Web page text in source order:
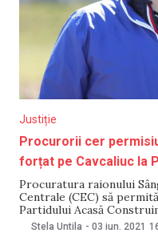
Justiție
Procurorii cer
forțat pe Cavcaliuc la
Procuratura raionului
Centrale (CEC) să
Partidului Acasă
Cavcaliuc în fața
Stela Untila - 03 iun. 2021